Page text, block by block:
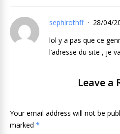
sephirothff
28/04/
lol y a pas que ce
l’adresse du site , je
Leave a
Your email address will not be
marked *